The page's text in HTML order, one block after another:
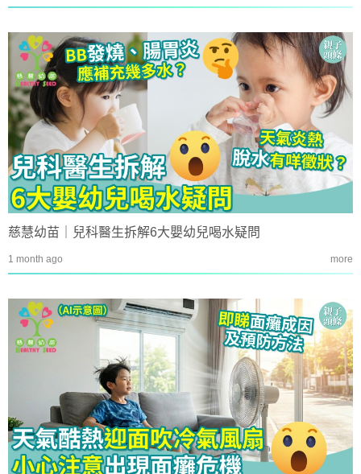
慈慧幼苗｜兒科醫生拆解6大嬰幼兒喝水疑問
1 month ago more